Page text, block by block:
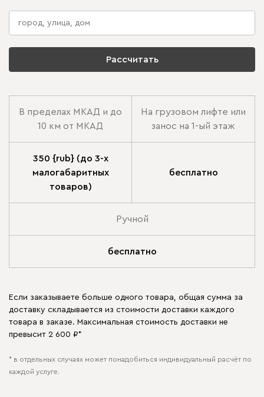
Рассчитать
В пределах МКАД и до
10 км от МКАД
На грузовом лифте или
занос на 1-ый этаж
350 {rub} (до 3-х
малогабаритных
товаров)
бесплатно
Ручной
бесплатно
Если заказываете больше одного товара, общая сумма за
доставку складывается из стоимости доставки каждого
товара в заказе. Максимальная стоимость доставки не
превысит 2 600 ₽*
* в отдельных случаях может понадобиться индивидуальный расчёт по
каждой услуге.